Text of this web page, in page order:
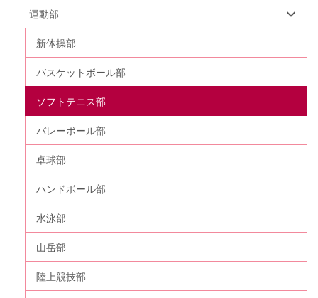
運動部
新体操部
バスケットボール部
ソフトテニス部
バレーボール部
卓球部
ハンドボール部
水泳部
山岳部
陸上競技部